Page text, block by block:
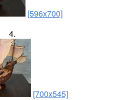
[596x700]
4.
[700x545]